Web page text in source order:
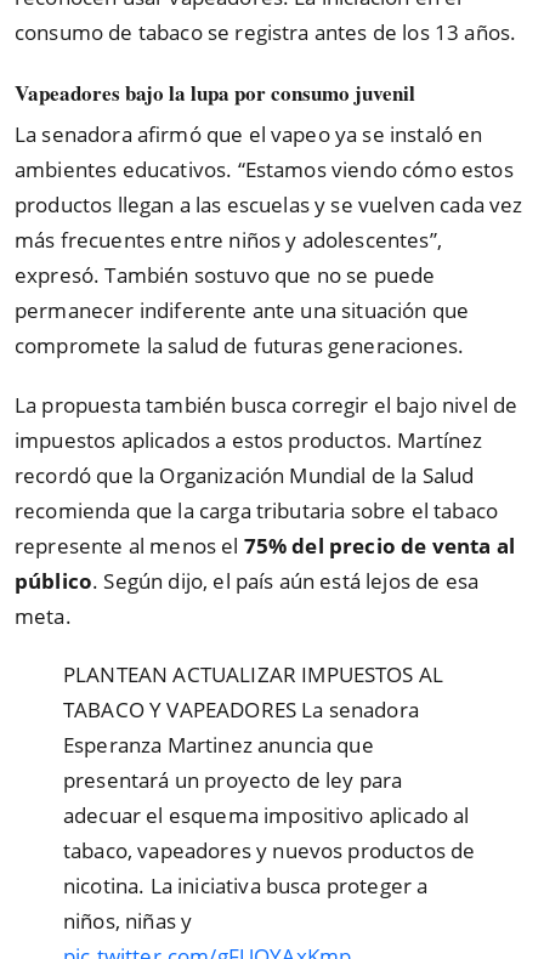
consumo de tabaco se registra antes de los 13 años.
Vapeadores bajo la lupa por consumo juvenil
La senadora afirmó que el vapeo ya se instaló en
ambientes educativos. “Estamos viendo cómo estos
productos llegan a las escuelas y se vuelven cada vez
más frecuentes entre niños y adolescentes”,
expresó. También sostuvo que no se puede
permanecer indiferente ante una situación que
compromete la salud de futuras generaciones.
La propuesta también busca corregir el bajo nivel de
impuestos aplicados a estos productos. Martínez
recordó que la Organización Mundial de la Salud
recomienda que la carga tributaria sobre el tabaco
represente al menos el 75% del precio de venta al
público. Según dijo, el país aún está lejos de esa
meta.
PLANTEAN ACTUALIZAR IMPUESTOS AL
TABACO Y VAPEADORES La senadora
Esperanza Martinez anuncia que
presentará un proyecto de ley para
adecuar el esquema impositivo aplicado al
tabaco, vapeadores y nuevos productos de
nicotina. La iniciativa busca proteger a
niños, niñas y